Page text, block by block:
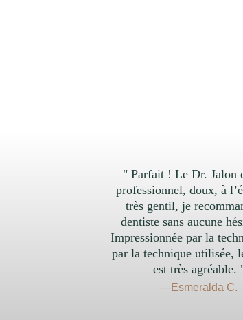
" Parfait ! Le Dr. Jalon
professionnel, doux, à
très gentil, je
dentiste sans aucune
Impressionnée par la
par la technique utilisée,
est très agréable.
—Esmeralda C.